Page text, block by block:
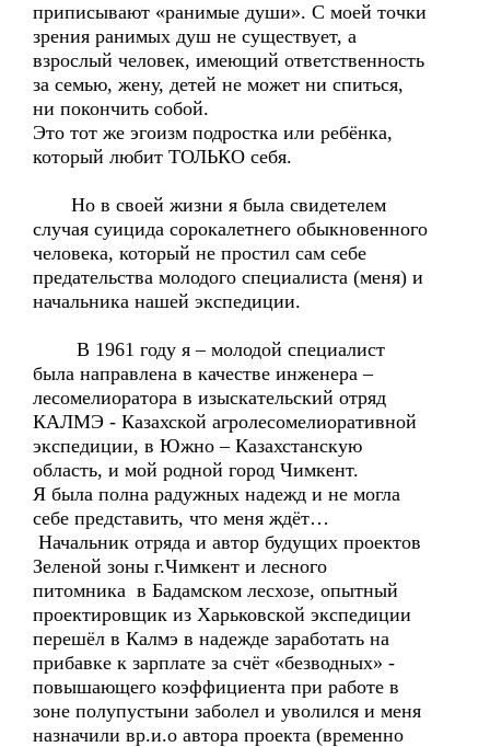
приписывают «ранимые души». С моей точки
зрения ранимых душ не существует, а
взрослый человек, имеющий ответственность
за семью, жену, детей не может ни спиться,
ни покончить собой.
Это тот же эгоизм подростка или ребёнка,
который любит ТОЛЬКО себя.
Но в своей жизни я была свидетелем
случая суицида сорокалетнего обыкновенного
человека, который не простил сам себе
предательства молодого специалиста (меня) и
начальника нашей экспедиции.
В 1961 году я – молодой специалист
была направлена в качестве инженера –
лесомелиоратора в изыскательский отряд
КАЛМЭ - Казахской агролесомелиоративной
экспедиции, в Южно – Казахстанскую
область, и мой родной город Чимкент.
Я была полна радужных надежд и не могла
себе представить, что меня ждёт…
Начальник отряда и автор будущих проектов
Зеленой зоны г.Чимкент и лесного
питомника в Бадамском лесхозе, опытный
проектировщик из Харьковской экспедиции
перешёл в Калмэ в надежде заработать на
прибавке к зарплате за счёт «безводных» -
повышающего коэффициента при работе в
зоне полупустыни заболел и уволился и меня
назначили вр.и.о автора проекта (временно